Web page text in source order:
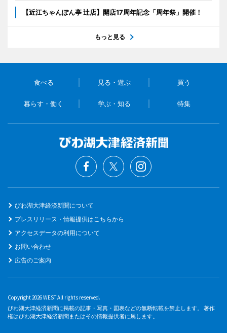
【近江ちゃんぽん亭 辻店】開店17周年記念「周年祭」開催！
もっと見る
食べる 見る・遊ぶ 買う
暮らす・働く 学ぶ・知る 特集
びわ湖大津経済新聞について
プレスリリース・情報提供はこちらから
アクセスデータの利用について
お問い合わせ
広告のご案内
Copyright 2026 WEST All rights reserved.
びわ湖大津経済新聞に掲載の記事・写真・図表などの無断転載を禁止します。 著作
権はびわ湖大津経済新聞またはその情報提供者に属します。